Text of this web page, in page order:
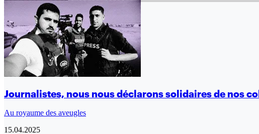
Journalistes, nous nous déclarons solidaires de nos
Au royaume des aveugles
15.04.2025